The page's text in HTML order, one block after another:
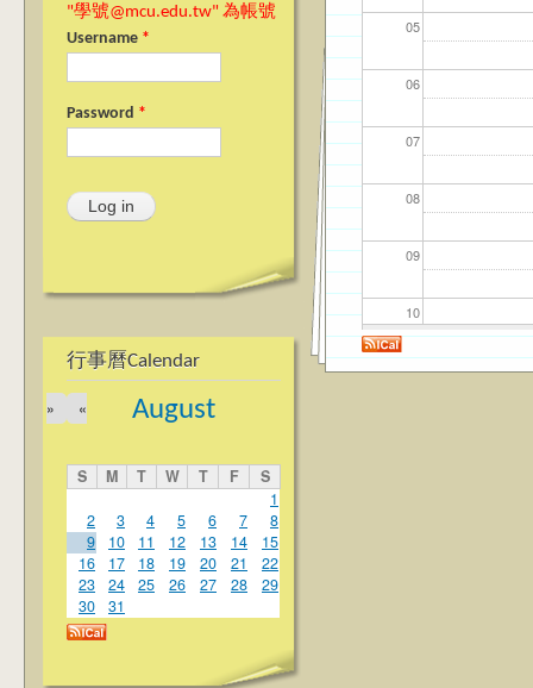
"學號@mcu.edu.tw" 為帳號
Username *
Password *
行事曆Calendar
August
«
»
S M T W T F
S
1
2
3 4 5 6 7
8
9
10 11 12 13 14
15
16
17 18 19 20 21
22
23
24 25 26 27 28
29
30
31
05
06
07
08
09
10
11